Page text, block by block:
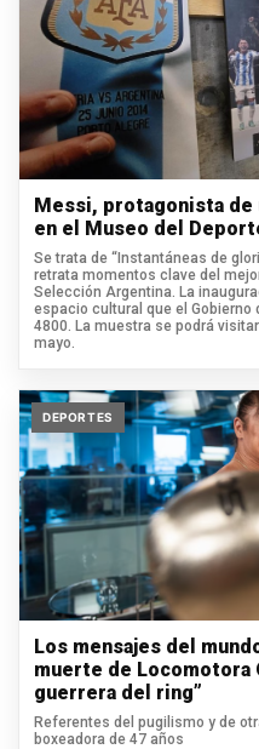
Messi, protagonista
en el Museo del
Se trata de “Instantáneas de
retrata momentos clave del
Selección Argentina. La
espacio cultural que el Gobierno
4800. La muestra se podrá
mayo.
DEPORTES
Los mensajes del
muerte de Locomotora
guerrera del ring”
Referentes del pugilismo y de
boxeadora de 47 años